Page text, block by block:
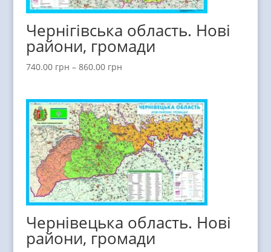
Чернігівська область. Нові
райони, громади
740.00 грн – 860.00 грн
Чернівецька область. Нові
райони, громади